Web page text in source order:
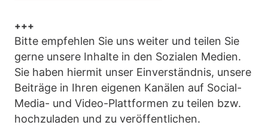
+++
Bitte empfehlen Sie uns weiter und teilen Sie
gerne unsere Inhalte in den Sozialen Medien.
Sie haben hiermit unser Einverständnis, unsere
Beiträge in Ihren eigenen Kanälen auf Social-
Media- und Video-Plattformen zu teilen bzw.
hochzuladen und zu veröffentlichen.